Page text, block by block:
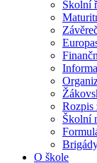
Školní
Rozpis
Školní
O škole